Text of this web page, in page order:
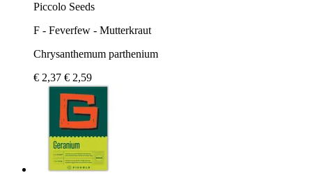
Piccolo Seeds
F - Feverfew - Mutterkraut
Chrysanthemum parthenium
€ 2,37 € 2,59